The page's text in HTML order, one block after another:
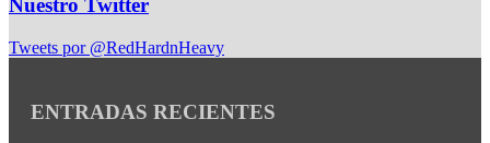
Nuestro Twitter
Tweets por @RedHardnHeavy
ENTRADAS RECIENTES